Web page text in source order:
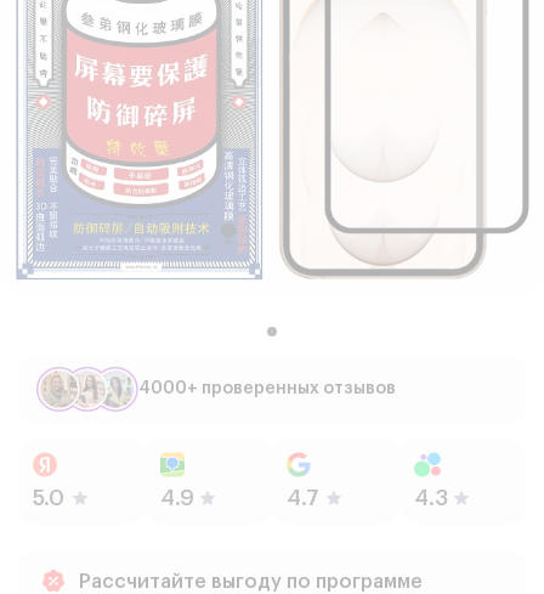
4000+ проверенных отзывов
Рассчитайте выгоду по программе